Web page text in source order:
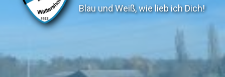
Blau und Weiß, wie lieb ich Dich!